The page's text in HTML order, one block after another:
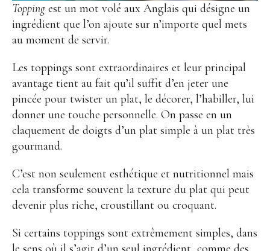
Topping est un mot volé aux Anglais qui désigne un
ingrédient que l’on ajoute sur n’importe quel mets
au moment de servir.
Les toppings sont extraordinaires et leur principal
avantage tient au fait qu’il suffit d’en jeter une
pincée pour twister un plat, le décorer, l’habiller, lui
donner une touche personnelle. On passe en un
claquement de doigts d’un plat simple à un plat très
gourmand.
C’est non seulement esthétique et nutritionnel mais
cela transforme souvent la texture du plat qui peut
devenir plus riche, croustillant ou croquant.
Si certains toppings sont extrêmement simples, dans